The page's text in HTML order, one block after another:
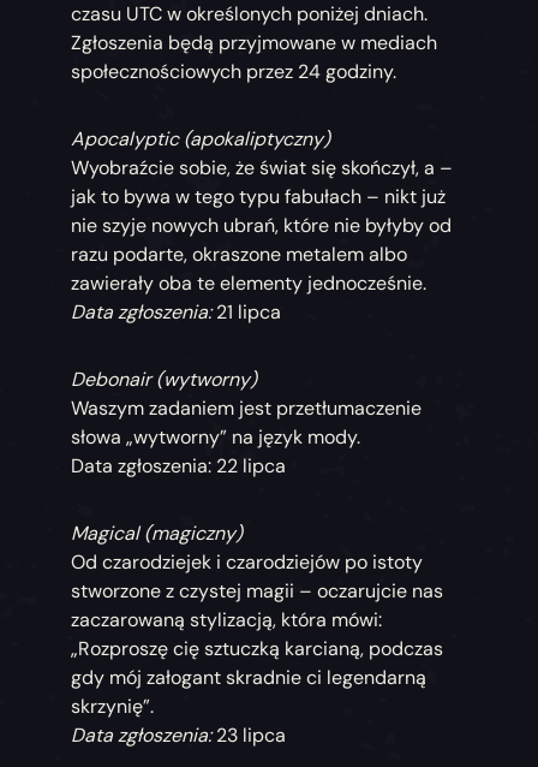
czasu UTC w określonych poniżej dniach.
Zgłoszenia będą przyjmowane w mediach
społecznościowych przez 24 godziny.
Apocalyptic (apokaliptyczny)
Wyobraźcie sobie, że świat się skończył, a –
jak to bywa w tego typu fabułach – nikt już
nie szyje nowych ubrań, które nie byłyby od
razu podarte, okraszone metalem albo
zawierały oba te elementy jednocześnie.
Data zgłoszenia:21 lipca
Debonair (wytworny)
Waszym zadaniem jest przetłumaczenie
słowa „wytworny” na język mody.
Data zgłoszenia: 22 lipca
Magical (magiczny)
Od czarodziejek i czarodziejów po istoty
stworzone z czystej magii – oczarujcie nas
zaczarowaną stylizacją, która mówi:
„Rozproszę cię sztuczką karcianą, podczas
gdy mój załogant skradnie ci legendarną
skrzynię”.
Data zgłoszenia:23 lipca